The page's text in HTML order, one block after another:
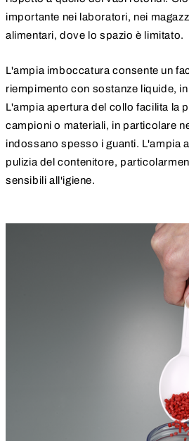
importante nei laboratori, nei
alimentari, dove lo spazio è limitato.
L'ampia imboccatura consente un
riempimento con sostanze liquide,
L'ampia apertura del collo facilita la
campioni o materiali, in particolare
indossano spesso i guanti. L'ampia
pulizia del contenitore,
sensibili all'igiene.